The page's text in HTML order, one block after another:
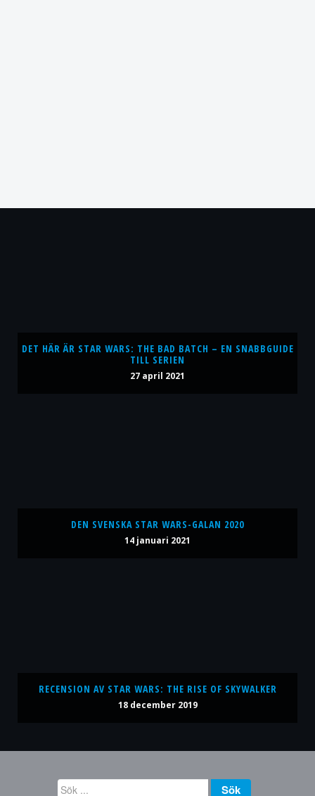
DET HÄR ÄR STAR WARS: THE BAD BATCH – EN SNABBGUIDE
TILL SERIEN
27 april 2021
DEN SVENSKA STAR WARS-GALAN 2020
14 januari 2021
RECENSION AV STAR WARS: THE RISE OF SKYWALKER
18 december 2019
Sök
Sök